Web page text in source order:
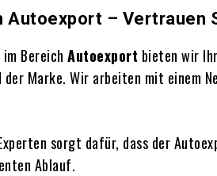
Autoexport – Vertrauen
Bereich Autoexport bieten wir
der Marke. Wir arbeiten mit einem
sorgt dafür, dass der
Ablauf.